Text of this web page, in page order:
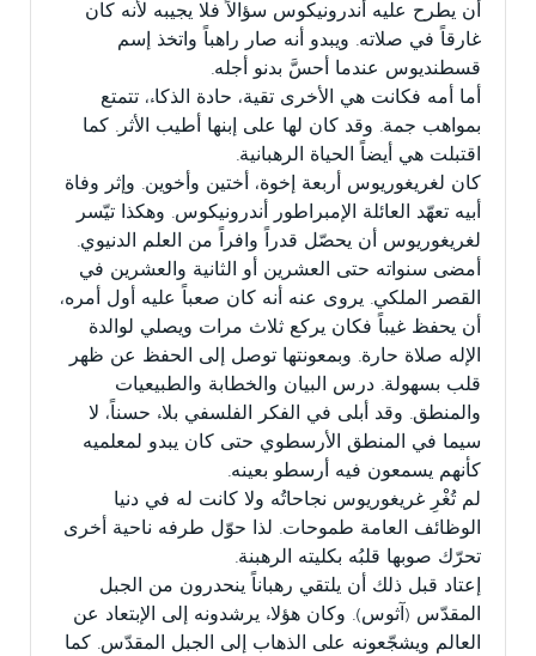
أن يطرح عليه أندرونيكوس سؤالاً فلا يجيبه لأنه كان
غارقاً في صلاته. ويبدو أنه صار راهباً واتخذ إسم
قسطنديوس عندما أحسَّ بدنو أجله.
أما أمه فكانت هي الأخرى تقية، حادة الذكاء، تتمتع
بمواهب جمة. وقد كان لها على إبنها أطيب الأثر. كما
اقتبلت هي أيضاً الحياة الرهبانية.
كان لغريغوريوس أربعة إخوة، أختين وأخوين. وإثر وفاة
أبيه تعهّد العائلة الإمبراطور أندرونيكوس. وهكذا تيّسر
لغريغوريوس أن يحصّل قدراً وافراً من العلم الدنيوي.
أمضى سنواته حتى العشرين أو الثانية والعشرين في
القصر الملكي. يروى عنه أنه كان صعباً عليه أول أمره،
أن يحفظ غيباً فكان يركع ثلاث مرات ويصلي لوالدة
الإله صلاة حارة. وبمعونتها توصل إلى الحفظ عن ظهر
قلب بسهولة. درس البيان والخطابة والطبيعيات
والمنطق. وقد أبلى في الفكر الفلسفي بلاء حسناً، لا
سيما في المنطق الأرسطوي حتى كان يبدو لمعلميه
كأنهم يسمعون فيه أرسطو بعينه.
لم تُغْرِ غريغوريوس نجاحاتُه ولا كانت له في دنيا
الوظائف العامة طموحات. لذا حوّل طرفه ناحية أخرى
تحرّك صوبها قلبُه بكليته الرهبنة.
إعتاد قبل ذلك أن يلتقي رهباناً ينحدرون من الجبل
المقدّس (آثوس). وكان هؤلاء يرشدونه إلى الإبتعاد عن
العالم ويشجّعونه على الذهاب إلى الجبل المقدّس. كما